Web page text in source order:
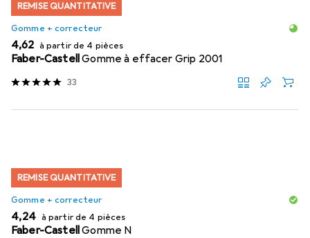
REMISE QUANTITATIVE
Gomme + correcteur
EUR
4,62 à partir de 4 pièces
Faber-CastellGomme à effacer Grip 2001
33
REMISE QUANTITATIVE
Gomme + correcteur
EUR
4,24 à partir de 4 pièces
Faber-CastellGomme N